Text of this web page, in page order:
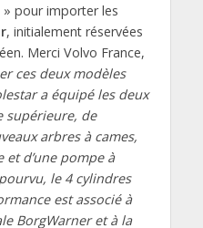
pour importer les
, initialement réservées
Merci Volvo France,
ces deux modèles
a équipé les deux
supérieure, de
arbres à cames,
et d’une pompe à
le 4 cylindres
est associé à
BorgWarner et à la